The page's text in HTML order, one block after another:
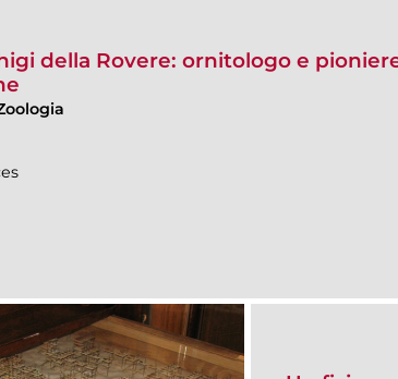
della Rovere: ornitologo e